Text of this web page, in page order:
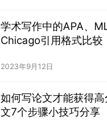
学术写作中的APA、
Chicago引用格式比较
2023年9月12日
如何写论文才能获得
文7个步骤小技巧分享